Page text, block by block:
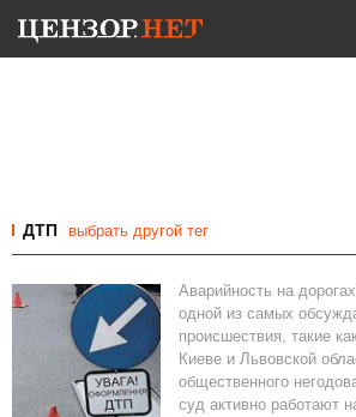
ДТП выбрать другой тег
Аварийность на
одной из самых
происшествия, такие
Киеве и Львовской
общественного
суд активно работают